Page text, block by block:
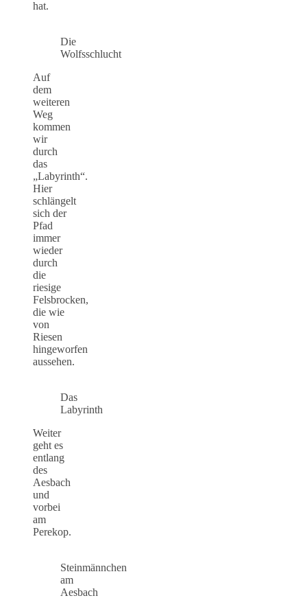
hat.
Die
Wolfsschlucht
Auf
dem
weiteren
Weg
kommen
wir
durch
das
„Labyrinth“.
Hier
schlängelt
sich der
Pfad
immer
wieder
durch
die
riesige
Felsbrocken,
die wie
von
Riesen
hingeworfen
aussehen.
Das
Labyrinth
Weiter
geht es
entlang
des
Aesbach
und
vorbei
am
Perekop.
Steinmännchen
am
Aesbach